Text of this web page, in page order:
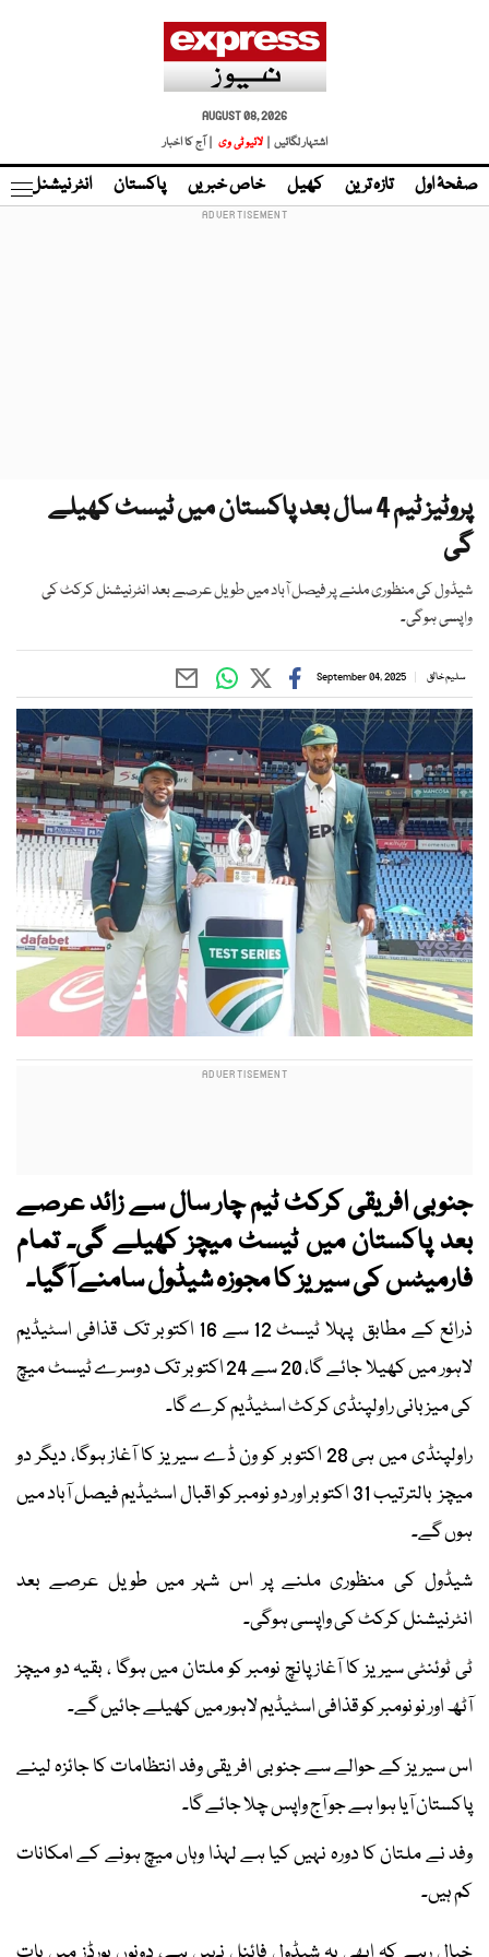
AUGUST 08, 2026
اشتہار لگائیں |
لائیو ٹی وی | آج کا اخبار
صفحۂ اول تازہ ترین کھیل خاص خبریں پاکستان انٹر نیشنل
پروٹیز ٹیم 4 سال بعد پاکستان میں ٹیسٹ کھیلے
گی
شیڈول کی منظوری ملنے پر فیصل آباد میں طویل عرصے بعد انٹرنیشنل کرکٹ کی
واپسی ہوگی۔
سلیم خالق September 04, 2025
جنوبی افریقی کرکٹ ٹیم چار سال سے زائد عرصے
بعد پاکستان میں ٹیسٹ میچز کھیلے گی۔ تمام
فارمیٹس کی سیریز کا مجوزہ شیڈول سامنے آگیا۔
ذرائع کے مطابق پہلا ٹیسٹ 12 سے 16 اکتوبر تک قذافی اسٹیڈیم
لاہور میں کھیلا جائے گا، 20 سے 24 اکتوبر تک دوسرے ٹیسٹ میچ
کی میزبانی راولپنڈی کرکٹ اسٹیڈیم کرے گا۔
راولپنڈی میں ہی 28 اکتوبر کو ون ڈے سیریز کا آغاز ہوگا، دیگر دو
میچز بالترتیب 31 اکتوبر اور دو نومبر کو اقبال اسٹیڈیم فیصل آباد میں
ہوں گے۔
شیڈول کی منظوری ملنے پر اس شہر میں طویل عرصے بعد
انٹرنیشنل کرکٹ کی واپسی ہوگی۔
ٹی ٹوئنٹی سیریز کا آغاز پانچ نومبر کو ملتان میں ہوگا ، بقیہ دو میچز
آٹھ اور نو نومبر کو قذافی اسٹیڈیم لاہور میں کھیلے جائیں گے۔
اس سیریز کے حوالے سے جنوبی افریقی وفد انتظامات کا جائزہ لینے
پاکستان آیا ہوا ہے جو آج واپس چلا جائے گا۔
وفد نے ملتان کا دورہ نہیں کیا ہے لہذا وہاں میچ ہونے کے امکانات
کم ہیں۔